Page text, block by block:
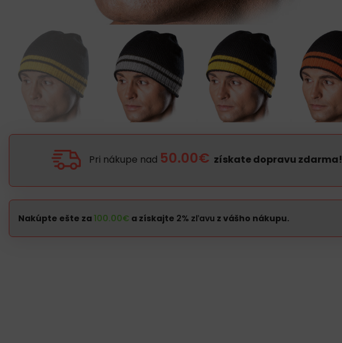
Pri nákupe nad 50.00€ získate dopravu zdarma!
Nakúpte ešte za 100.00€ a získajte 2% zľavu z vášho nákupu.